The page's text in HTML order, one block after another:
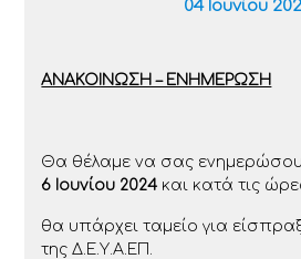
04 Ιουνίου
ΑΝΑΚΟΙΝΩΣΗ – ΕΝΗΜΕΡΩΣΗ
Θα θέλαμε να σας
6 Ιουνίου 2024 και κατά τις
θα υπάρχει ταμείο για
της Δ.Ε.Υ.Α.ΕΠ.